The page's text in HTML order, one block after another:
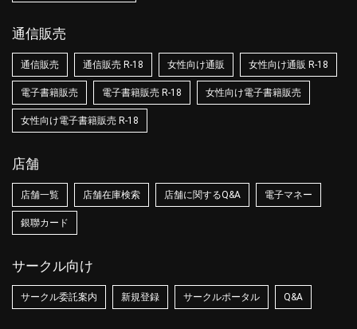
通信販売
通信販売 通信販売 R-18 女性向け通販 女性向け通販 R-18
電子書籍販売 電子書籍販売 R-18 女性向け電子書籍販売
女性向け電子書籍販売 R-18
店舗
店舗一覧 店舗在庫検索 店舗に関するQ&A 電子マネー
銀聯カード
サークル向け
サークル委託案内 新規登録 サークルポータル Q&A